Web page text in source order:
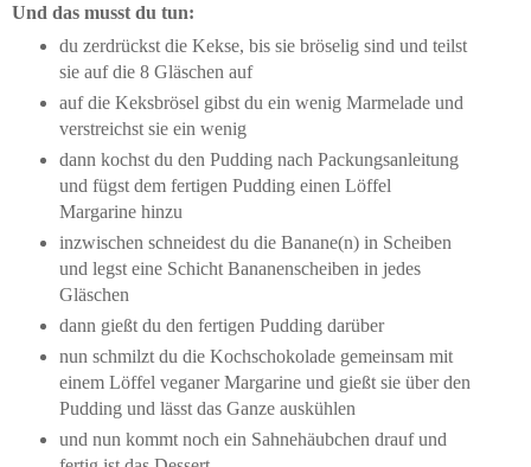
Und das musst du tun:
du zerdrückst die Kekse, bis sie bröselig sind und teilst
sie auf die 8 Gläschen auf
auf die Keksbrösel gibst du ein wenig Marmelade und
verstreichst sie ein wenig
dann kochst du den Pudding nach Packungsanleitung
und fügst dem fertigen Pudding einen Löffel
Margarine hinzu
inzwischen schneidest du die Banane(n) in Scheiben
und legst eine Schicht Bananenscheiben in jedes
Gläschen
dann gießt du den fertigen Pudding darüber
nun schmilzt du die Kochschokolade gemeinsam mit
einem Löffel veganer Margarine und gießt sie über den
Pudding und lässt das Ganze auskühlen
und nun kommt noch ein Sahnehäubchen drauf und